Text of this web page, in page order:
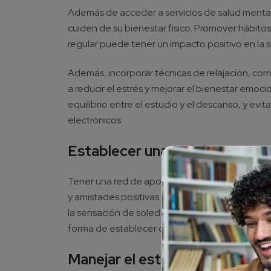
Además de acceder a servicios de salud
cuiden de su bienestar físico. Promover
regular puede tener un impacto positivo en la
Además, incorporar técnicas de relajación,
a reducir el estrés y mejorar el bienestar
equilibrio entre el estudio y el descanso, y
electrónicos.
Establecer una red de apoyo
Tener una red de apoyo es esencial para la
y amistades positivas con otros estudiantes
la sensación de soledad. Participar en
forma de establecer conexiones significativas.
Manejar el estrés y la presión